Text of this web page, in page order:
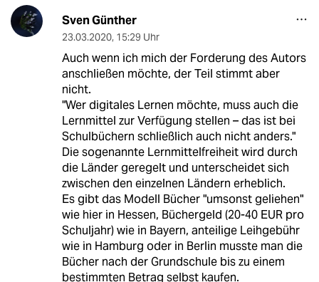
Sven Günther
23.03.2020, 15:29 Uhr
Auch wenn ich mich der Forderung des Autors
anschließen möchte, der Teil stimmt aber
nicht.
"Wer digitales Lernen möchte, muss auch die
Lernmittel zur Verfügung stellen – das ist bei
Schulbüchern schließlich auch nicht anders."
Die sogenannte Lernmittelfreiheit wird durch
die Länder geregelt und unterscheidet sich
zwischen den einzelnen Ländern erheblich.
Es gibt das Modell Bücher "umsonst geliehen"
wie hier in Hessen, Büchergeld (20-40 EUR pro
Schuljahr) wie in Bayern, anteilige Leihgebühr
wie in Hamburg oder in Berlin musste man die
Bücher nach der Grundschule bis zu einem
bestimmten Betrag selbst kaufen.